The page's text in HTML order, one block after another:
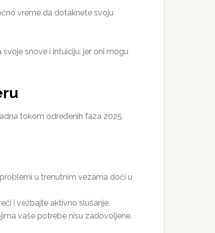
vreme da dotaknete svoju
snove i intuiciju, jer oni mogu
tokom određenih faza 2025.
u trenutnim vezama doći u
i vežbajte aktivno slušanje.
vaše potrebe nisu zadovoljene.